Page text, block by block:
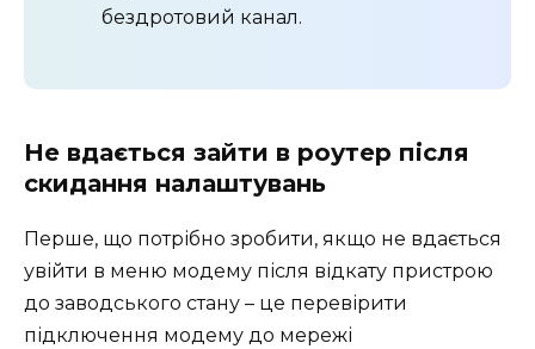
бездротовий канал.
Не вдається зайти в роутер після
скидання налаштувань
Перше, що потрібно зробити, якщо не вдається
увійти в меню модему після відкату пристрою
до заводського стану – це перевірити
підключення модему до мережі